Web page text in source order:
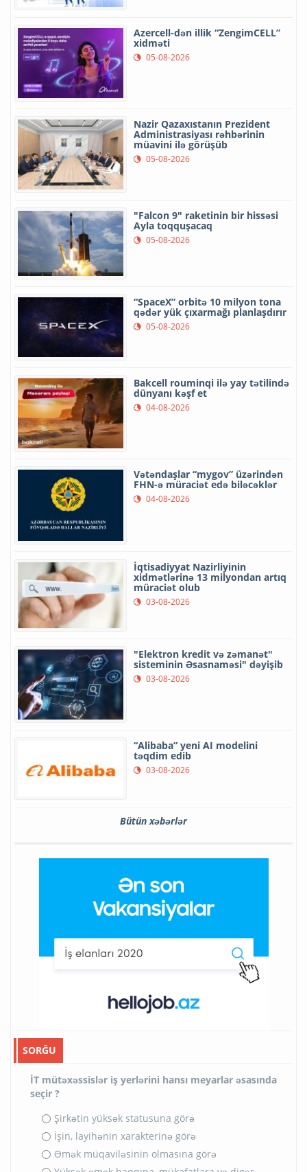
Azercell-dən illik “ZengimCELL”
xidməti
05-08-2026
Nazir Qazaxıstanın Prezident
Administrasiyası rəhbərinin
müavini ilə görüşüb
05-08-2026
"Falcon 9" raketinin bir hissəsi
Ayla toqquşacaq
05-08-2026
“SpaceX” orbitə 10 milyon tona
qədər yük çıxarmağı planlaşdırır
05-08-2026
Bakcell rouminqi ilə yay tətilində
dünyanı kəşf et
04-08-2026
Vətəndaşlar “mygov” üzərindən
FHN-ə müraciət edə biləcəklər
04-08-2026
İqtisadiyyat Nazirliyinin
xidmətlərinə 13 milyondan artıq
müraciət olub
03-08-2026
"Elektron kredit və zəmanət"
sisteminin Əsasnaməsi" dəyişib
03-08-2026
“Alibaba” yeni AI modelini
təqdim edib
03-08-2026
Bütün xəbərlər
SORĞU
İT mütəxəssislər iş yerlərini hansı meyarlar əsasında
seçir ?
Şirkətin yüksək statusuna görə
İşin, layihənin xarakterinə görə
Əmək müqaviləsinin olmasına görə